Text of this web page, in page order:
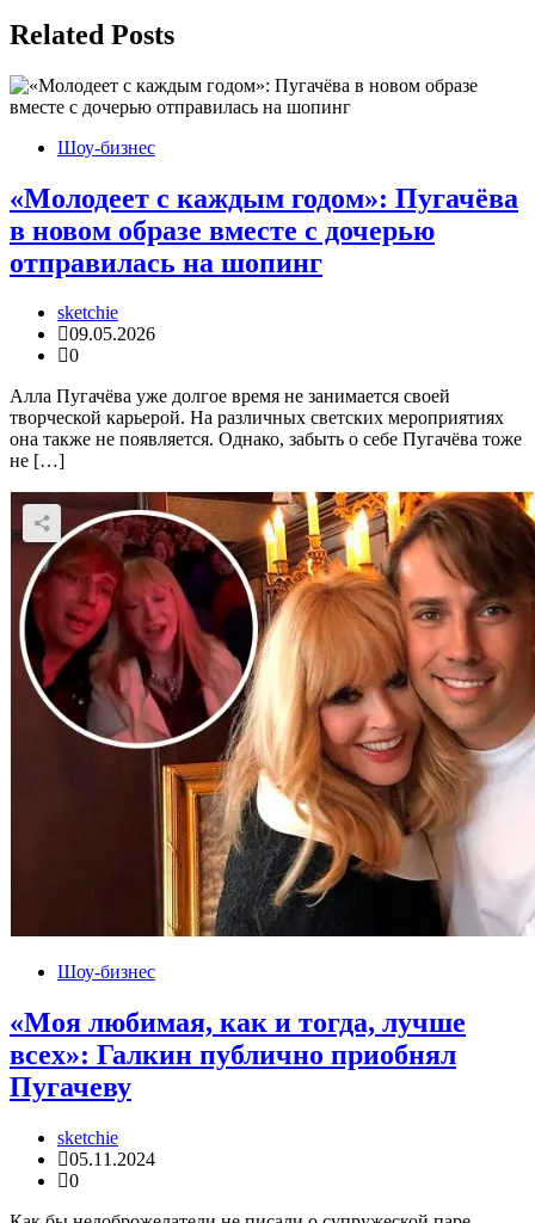
Related Posts
Шоу-бизнес
«Молодеет с каждым годом»: Пугачёва
в новом образе вместе с дочерью
отправилась на шопинг
sketchie
09.05.2026
0
Алла Пугачёва уже долгое время не занимается своей
творческой карьерой. На различных светских мероприятиях
она также не появляется. Однако, забыть о себе Пугачёва тоже
не […]
Шоу-бизнес
«Моя любимая, как и тогда, лучше
всех»: Галкин публично приобнял
Пугачеву
sketchie
05.11.2024
0